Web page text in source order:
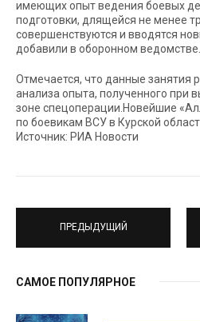
имеющих опыт ведения боевых
подготовки, длящейся не менее
совершенствуются и вводятся
добавили в оборонном ведомстве.
Отмечается, что данные занятия
анализа опыта, полученного при
зоне спецоперации.Новейшие
по боевикам ВСУ в Курской
Источник: РИА Новости
ПРЕДЫДУЩИЙ
САМОЕ ПОПУЛЯРНОЕ